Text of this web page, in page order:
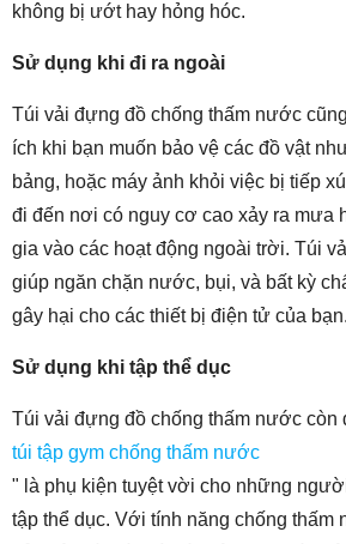
không bị ướt hay hỏng hóc.
Sử dụng khi đi ra ngoài
Túi vải đựng đồ chống thấm nước
ích khi bạn muốn bảo vệ các đồ vật
bảng, hoặc máy ảnh khỏi việc bị tiếp
đi đến nơi có nguy cơ cao xảy ra mưa
gia vào các hoạt động ngoài trời. Túi
giúp ngăn chặn nước, bụi, và bất kỳ
gây hại cho các thiết bị điện tử của bạn.
Sử dụng khi tập thể dục
Túi vải đựng đồ chống thấm nước còn
túi tập gym chống thấm nước
" là phụ kiện tuyệt vời cho những
tập thể dục. Với tính năng chống thấm